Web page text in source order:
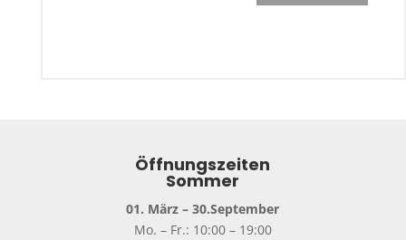
Öffnungszeiten
Sommer
01. März – 30.September
Mo. – Fr.: 10:00 – 19:00